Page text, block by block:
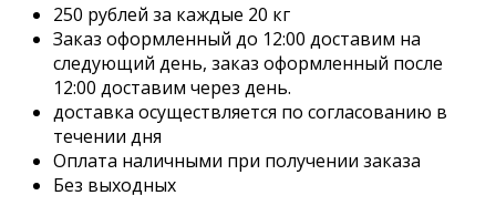
250 рублей за каждые 20 кг
Заказ оформленный до 12:00 доставим на
следующий день, заказ оформленный после
12:00 доставим через день.
доставка осуществляется по согласованию в
течении дня
Оплата наличными при получении заказа
Без выходных